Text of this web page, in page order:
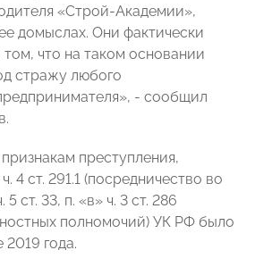
«Строй-Академии»,
домыслах. Они фактически
что на таком основании
стражу любого
- сообщил
преступления,
4 ст. 291.1 (посредничество во
5 ст. 33, п. «в» ч. 3 ст. 286
полномочий) УК РФ было
года.